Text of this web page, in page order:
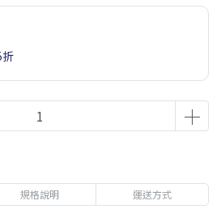
規格說明 運送方式